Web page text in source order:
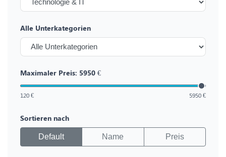
Alle Unterkategorien
Maximaler Preis: 5950 €
120 € 5950 €
Sortieren nach
Default Name Preis